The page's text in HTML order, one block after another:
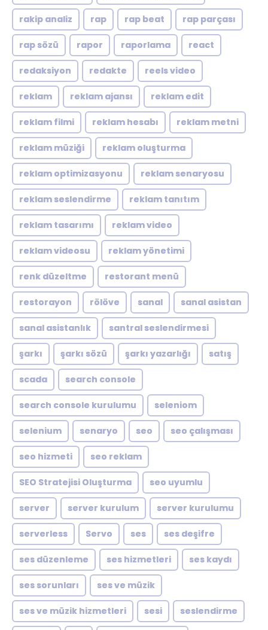
rakip analiz rap rap beat rap parçası
rap sözü rapor raporlama react
redaksiyon redakte reels video
reklam reklam ajansı reklam edit
reklam filmi reklam hesabı reklam metni
reklam müziği reklam oluşturma
reklam optimizasyonu reklam senaryosu
reklam seslendirme reklam tanıtım
reklam tasarımı reklam video
reklam videosu reklam yönetimi
renk düzeltme restorant menü
restorayon rölöve sanal sanal asistan
sanal asistanlık santral seslendirmesi
şarkı şarkı sözü şarkı yazarlığı satış
scada search console
search console kurulumu seleniom
selenium senaryo seo seo çalışması
seo hizmeti seo reklam
SEO Stratejisi Oluşturma seo uyumlu
server server kurulum server kurulumu
serverless Servo ses ses deşifre
ses düzenleme ses hizmetleri ses kaydı
ses sorunları ses ve müzik
ses ve müzik hizmetleri sesi seslendirme